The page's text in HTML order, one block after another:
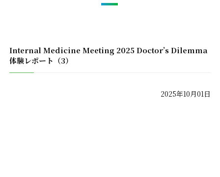
Internal Medicine Meeting 2025 Doctor’s Dilemma
体験レポート（3）
2025年10月01日